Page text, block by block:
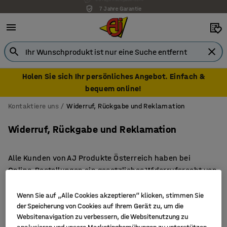
7 Jahre Garantie
Holen Sie sich Ihr persönliches Angebot. Einfach &
bequem online!
Kontaktiere uns Widerruf, Rückgabe und Reklamation
Widerruf, Rückgabe und Reklamation
Alle Kunden von AJ Produkte Österreich haben bei
Online-Bestellungen ein gesetzliches Widerrufsrecht von
Rückgaberecht von 30 Tagen ab Lieferung an. Das
Widerrufs- und Rückgaberecht gilt nicht für Produkte,
die nach Kundenspezifikation angefertigt wurden,
Wenn Sie auf „Alle Cookies akzeptieren“ klicken, stimmen Sie
der Speicherung von Cookies auf Ihrem Gerät zu, um die
Websitenavigation zu verbessern, die Websitenutzung zu